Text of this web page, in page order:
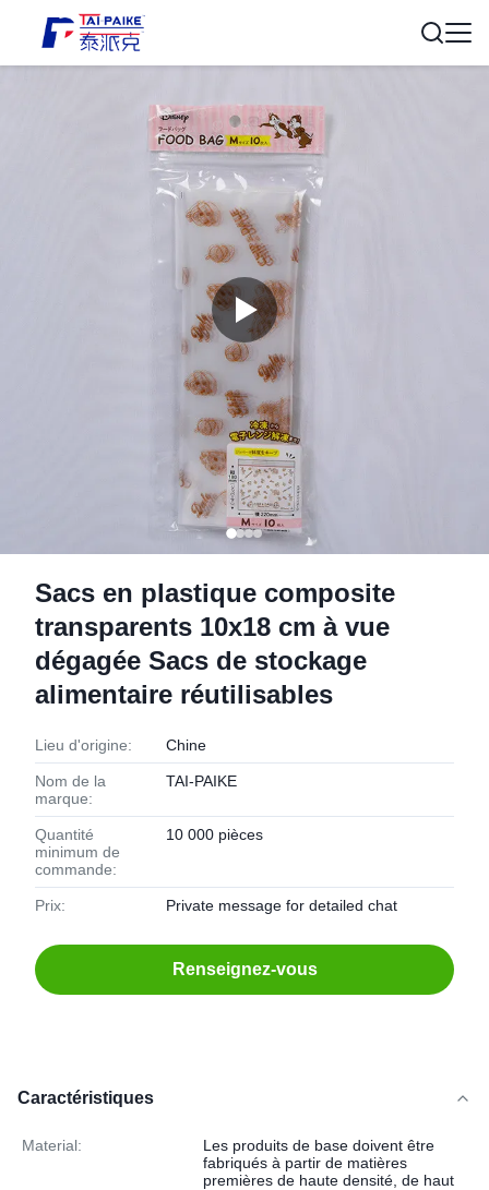
Sacs en plastique composite
transparents 10x18 cm à vue
dégagée Sacs de stockage
alimentaire réutilisables
Lieu d'origine: Chine
Nom de la
marque:
TAI-PAIKE
Quantité
minimum de
commande:
10 000 pièces
Prix: Private message for detailed chat
Renseignez-vous
Caractéristiques
Material:
Les produits de base doivent être
fabriqués à partir de matières
premières de haute densité, de haut